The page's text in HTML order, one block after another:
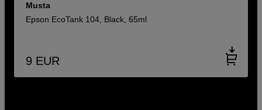
Musta
Epson EcoTank 104, Black, 65ml
9 EUR